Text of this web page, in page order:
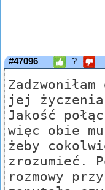
#47096 ?
jej
Jakość
więc obie
żeby
zrozumieć.
rozmowy